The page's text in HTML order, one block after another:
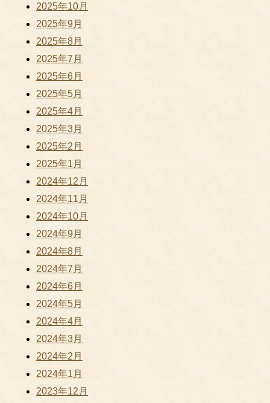
2025年10月
2025年9月
2025年8月
2025年7月
2025年6月
2025年5月
2025年4月
2025年3月
2025年2月
2025年1月
2024年12月
2024年11月
2024年10月
2024年9月
2024年8月
2024年7月
2024年6月
2024年5月
2024年4月
2024年3月
2024年2月
2024年1月
2023年12月